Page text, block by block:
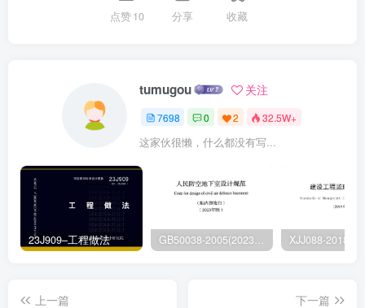
点赞10 分享 收藏
tumugou 关注
7698 0 2 32.5W+
这家伙很懒，什么都没有写...
23J909–工程做法 GB50038-2005(2023版)–人民防空地下室设计规范
上一篇
下一篇